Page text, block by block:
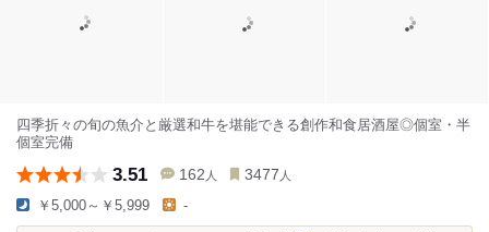
四季折々の旬の魚介と厳選和牛を堪能できる創作和食居酒屋◎個室・半
個室完備
3.51 162 人 3477 人
￥5,000～￥5,999 -